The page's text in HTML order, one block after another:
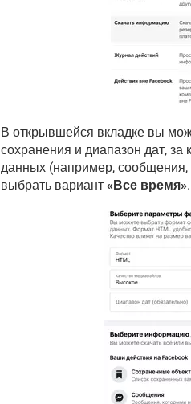
В открывшейся вкладке вы
сохранения и диапазон дат,
данных (например,
выбрать вариант «Все время».